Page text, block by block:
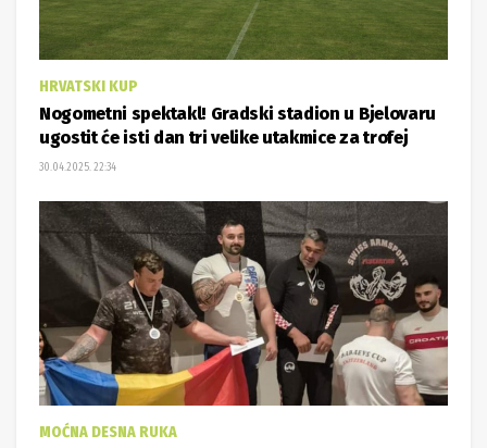
HRVATSKI KUP
Nogometni spektakl! Gradski stadion u Bjelovaru
ugostit će isti dan tri velike utakmice za trofej
30.04.2025. 22:34
MOĆNA DESNA RUKA